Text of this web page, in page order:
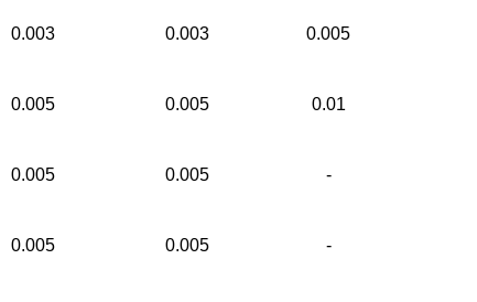
0.003 0.003 0.005
0.005 0.005 0.01
0.005 0.005 -
0.005 0.005 -